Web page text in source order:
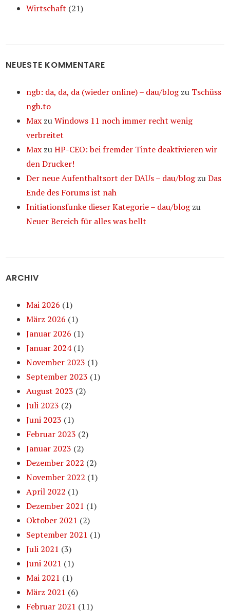
Wirtschaft (21)
NEUESTE KOMMENTARE
ngb: da, da, da (wieder online) – dau/blogzu Tschüss
ngb.to
Max zuWindows 11 noch immer recht wenig
verbreitet
Max zuHP-CEO: bei fremder Tinte deaktivieren wir
den Drucker!
Der neue Aufenthaltsort der DAUs – dau/blogzuDas
Ende des Forums ist nah
Initiationsfunke dieser Kategorie – dau/blogzu
Neuer Bereich für alles was bellt
ARCHIV
Mai 2026 (1)
März 2026 (1)
Januar 2026 (1)
Januar 2024(1)
November 2023 (1)
September 2023 (1)
August 2023 (2)
Juli 2023 (2)
Juni 2023 (1)
Februar 2023 (2)
Januar 2023 (2)
Dezember 2022 (2)
November 2022 (1)
April 2022 (1)
Dezember 2021 (1)
Oktober 2021 (2)
September 2021 (1)
Juli 2021 (3)
Juni 2021 (1)
Mai 2021 (1)
März 2021 (6)
Februar 2021 (11)